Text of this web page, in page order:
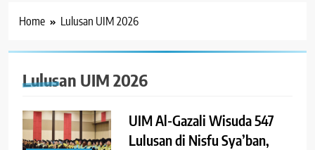
Home Lulusan UIM 2026
Lulusan UIM 2026
UIM Al-Gazali Wisuda 547
Lulusan di Nisfu Sya’ban,